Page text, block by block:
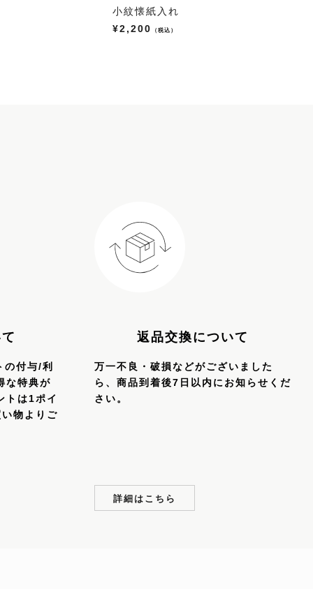
小紋懐紙入れ
¥2,200 （税込）
付与/利
な特典が
トは1ポイ
物よりご
返品交換について
万一不良・破損などがございました
ら、商品到着後7日以内にお知らせくだ
さい。
詳細はこちら